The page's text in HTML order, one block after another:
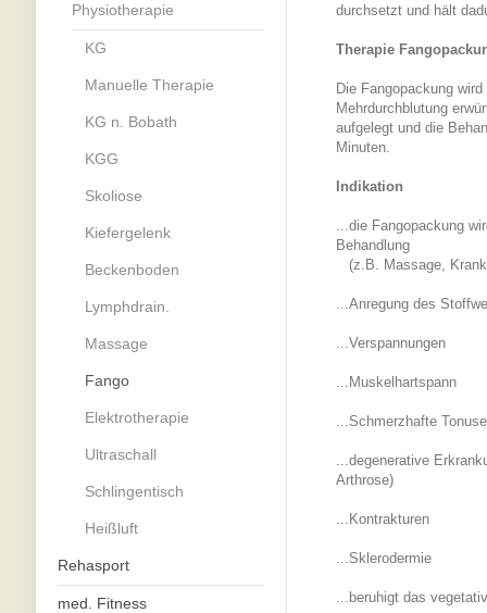
Physiotherapie
KG
Manuelle Therapie
KG n. Bobath
KGG
Skoliose
Kiefergelenk
Beckenboden
Lymphdrain.
Massage
Fango
Elektrotherapie
Ultraschall
Schlingentisch
Heißluft
Rehasport
med. Fitness
durchsetzt und hält
Therapie
Die Fangopackung
Mehrdurchblutung
aufgelegt und die
Minuten.
Indikation
...die Fangopackung
Behandlung
(z.B. Massage,
...Anregung des
...Verspannungen
...Muskelhartspann
...Schmerzhafte
...degenerative
Arthrose)
...Kontrakturen
...Sklerodermie
...beruhigt das